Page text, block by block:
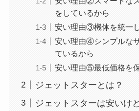
をしているから
安い理由③機体を統一
安い理由④シンプルな
ているから
安い理由⑤最低価格を
ジェットスターとは？
ジェットスターは安いけ